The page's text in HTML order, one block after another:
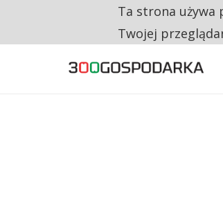
RESTRYKCJE CHIN
CO TRZECIĄ
Ta strona używa
Twojej